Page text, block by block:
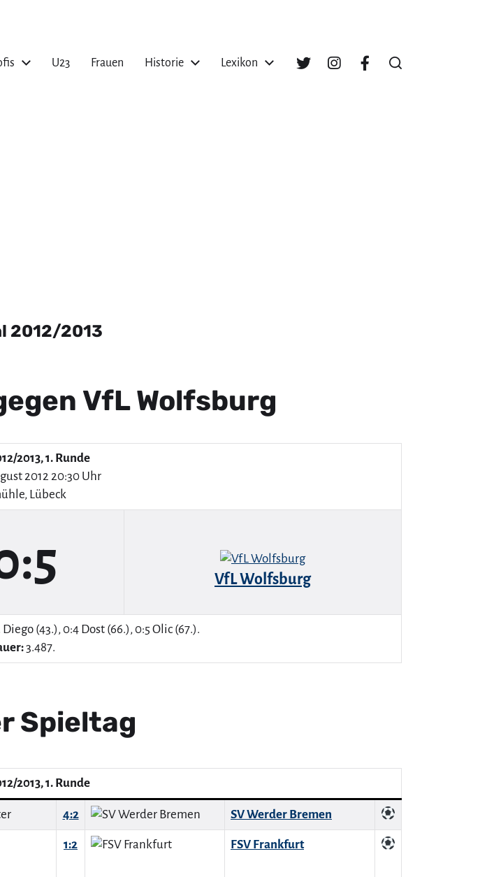
U23 Frauen Historie Lexikon
2012/2013
VfL Wolfsburg
2013, 1. Runde
2012 20:30 Uhr
, Lübeck
VfL Wolfsburg
(43.), 0:4 Dost (66.), 0:5 Olic (67.).
3.487.
Spieltag
2013, 1. Runde
4:2 SV Werder Bremen
1:2 FSV Frankfurt